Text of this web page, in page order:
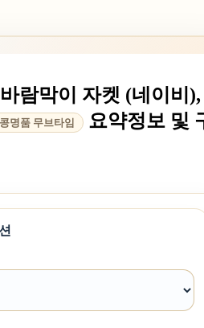
람막이 자켓 (네이비),
명품 무브타임
요약정보 및